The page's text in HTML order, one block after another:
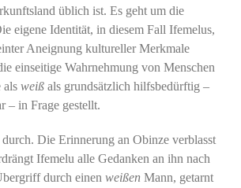
üblich ist. Es geht um die
eigene Identität, in diesem Fall Ifemelus,
Aneignung kultureller Merkmale
einseitige Wahrnehmung von Menschen
als weißals grundsätzlich hilfsbedürftig –
– in Frage gestellt.
Die Erinnerung an Obinze verblasst
Ifemelu alle Gedanken an ihn nach
durch einen weißen Mann, getarnt